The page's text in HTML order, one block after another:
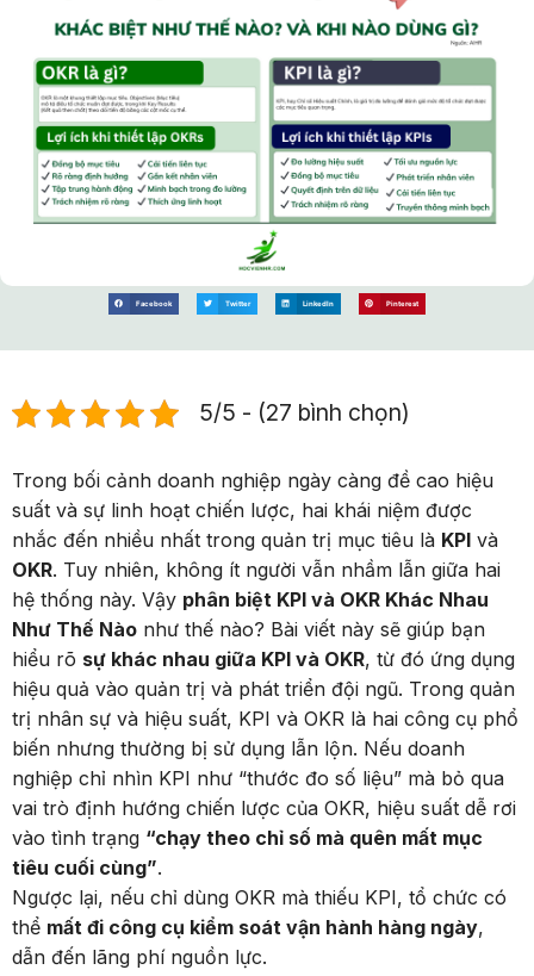
Facebook Twitter LinkedIn Pinterest
5/5 - (27 bình chọn)
Trong bối cảnh doanh nghiệp ngày càng đề cao hiệu
suất và sự linh hoạt chiến lược, hai khái niệm được
nhắc đến nhiều nhất trong quản trị mục tiêu là KPI và
OKR. Tuy nhiên, không ít người vẫn nhầm lẫn giữa hai
hệ thống này. Vậy phân biệt KPI và OKR Khác Nhau
Như Thế Nào như thế nào? Bài viết này sẽ giúp bạn
hiểu rõ sự khác nhau giữa KPI và OKR, từ đó ứng dụng
hiệu quả vào quản trị và phát triển đội ngũ. Trong quản
trị nhân sự và hiệu suất, KPI và OKR là hai công cụ phổ
biến nhưng thường bị sử dụng lẫn lộn. Nếu doanh
nghiệp chỉ nhìn KPI như “thước đo số liệu” mà bỏ qua
vai trò định hướng chiến lược của OKR, hiệu suất dễ rơi
vào tình trạng “chạy theo chỉ số mà quên mất mục
tiêu cuối cùng”.
Ngược lại, nếu chỉ dùng OKR mà thiếu KPI, tổ chức có
thể mất đi công cụ kiểm soát vận hành hàng ngày,
dẫn đến lãng phí nguồn lực.